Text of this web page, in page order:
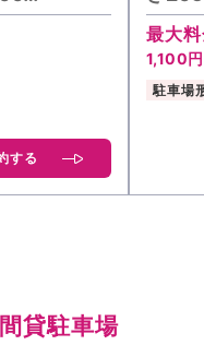
する
最大
1,100
駐車場
貸駐車場